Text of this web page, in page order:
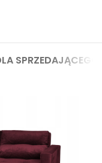
SPRZEDAJĄCEGO